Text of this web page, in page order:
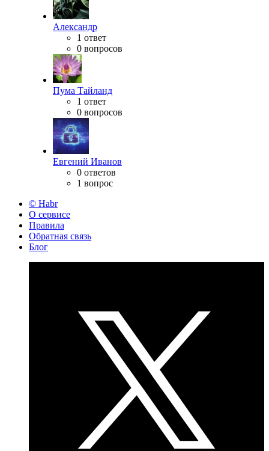
Александр
1 ответ
0 вопросов
Пума Тайланд
1 ответ
0 вопросов
Евгений Иванов
0 ответов
1 вопрос
© Habr
О сервисе
Правила
Обратная связь
Блог